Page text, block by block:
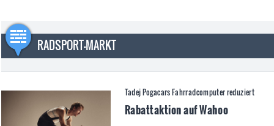
RADSPORT-MARKT
Tadej Pogacars Fahrradcomputer reduziert
Rabattaktion auf Wahoo